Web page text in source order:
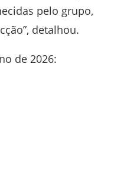
pelo grupo,
detalhou.
de 2026: